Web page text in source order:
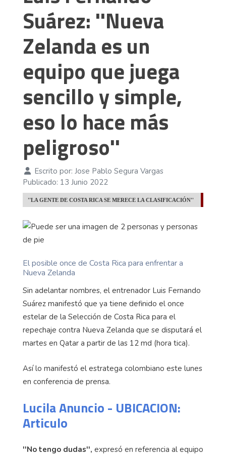
Suárez: ''Nueva
Zelanda es un
equipo que juega
sencillo y simple,
eso lo hace más
peligroso''
Escrito por: Jose Pablo Segura Vargas
Publicado: 13 Junio 2022
''LA GENTE DE COSTA RICA SE MERECE LA CLASIFICACIÓN''
El posible once de Costa Rica para enfrentar a
Nueva Zelanda
Sin adelantar nombres, el entrenador Luis Fernando
Suárez manifestó que ya tiene definido el once
estelar de la Selección de Costa Rica para el
repechaje contra Nueva Zelanda que se disputará el
martes en Qatar a partir de las 12 md (hora tica).
Así lo manifestó el estratega colombiano este lunes
en conferencia de prensa.
Lucila Anuncio - UBICACION:
Articulo
''No tengo dudas'', expresó en referencia al equipo